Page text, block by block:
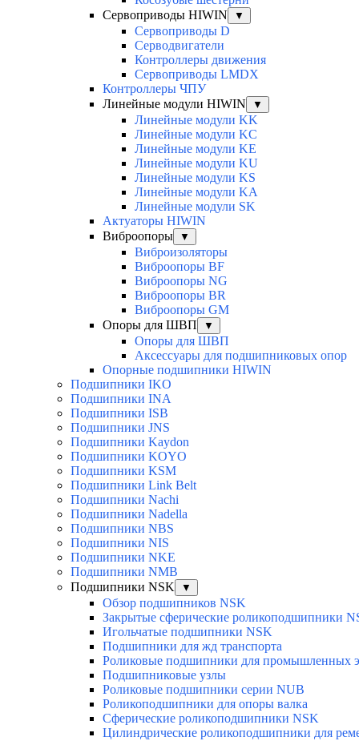
Сервоприводы HIWIN
▼
Сервоприводы D
Серводвигатели
Контроллеры движения
Сервоприводы LMDX
Контроллеры ЧПУ
Линейные модули HIWIN
▼
Линейные модули KK
Линейные модули KC
Линейные модули KE
Линейные модули KU
Линейные модули KS
Линейные модули KA
Линейные модули SK
Актуаторы HIWIN
Виброопоры
▼
Виброизоляторы
Виброопоры BF
Виброопоры NG
Виброопоры BR
Виброопоры GM
Опоры для ШВП
▼
Опоры для ШВП
Аксессуары для подшипниковых опор
Опорные подшипники HIWIN
Подшипники IKO
Подшипники INA
Подшипники ISB
Подшипники JNS
Подшипники Kaydon
Подшипники KOYO
Подшипники KSM
Подшипники Link Belt
Подшипники Nachi
Подшипники Nadella
Подшипники NBS
Подшипники NIS
Подшипники NKE
Подшипники NMB
Подшипники NSK
▼
Обзор подшипников NSK
Закрытые сферические роликоподшипники
Игольчатые подшипники NSK
Подшипники для жд транспорта
Роликовые подшипники для промышленных
Подшипниковые узлы
Роликовые подшипники серии NUB
Роликоподшипники для опоры валка
Сферические роликоподшипники NSK
Цилиндрические роликоподшипники для